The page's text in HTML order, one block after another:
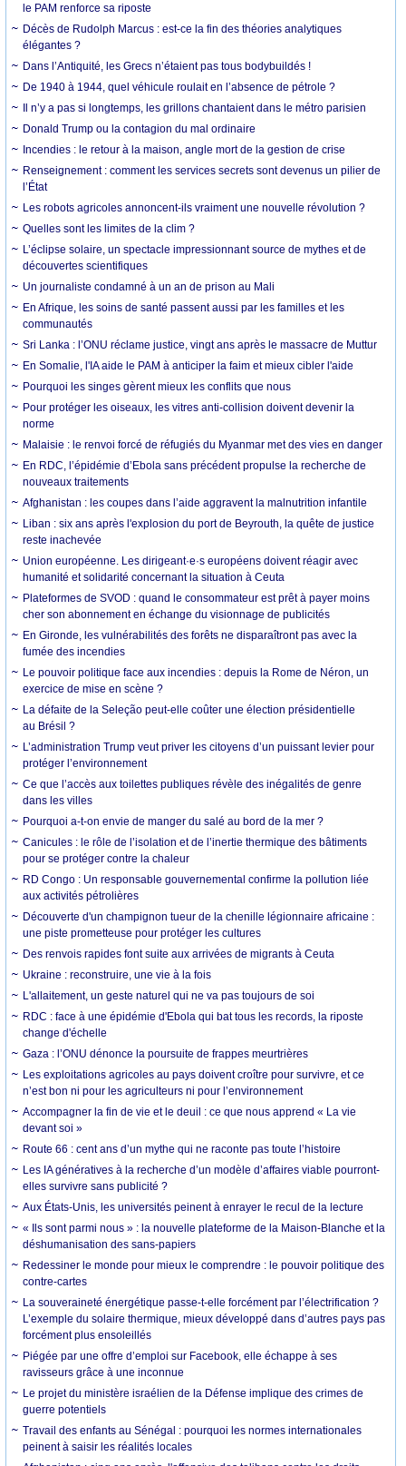
le PAM renforce sa riposte
Décès de Rudolph Marcus : est-ce la fin des théories analytiques
élégantes ?
Dans l’Antiquité, les Grecs n’étaient pas tous bodybuildés !
De 1940 à 1944, quel véhicule roulait en l’absence de pétrole ?
Il n’y a pas si longtemps, les grillons chantaient dans le métro parisien
Donald Trump ou la contagion du mal ordinaire
Incendies : le retour à la maison, angle mort de la gestion de crise
Renseignement : comment les services secrets sont devenus un pilier de
l’État
Les robots agricoles annoncent-ils vraiment une nouvelle révolution ?
Quelles sont les limites de la clim ?
L’éclipse solaire, un spectacle impressionnant source de mythes et de
découvertes scientifiques
Un journaliste condamné à un an de prison au Mali
En Afrique, les soins de santé passent aussi par les familles et les
communautés
Sri Lanka : l’ONU réclame justice, vingt ans après le massacre de Muttur
En Somalie, l'IA aide le PAM à anticiper la faim et mieux cibler l'aide
Pourquoi les singes gèrent mieux les conflits que nous
Pour protéger les oiseaux, les vitres anti-collision doivent devenir la
norme
Malaisie : le renvoi forcé de réfugiés du Myanmar met des vies en danger
En RDC, l’épidémie d’Ebola sans précédent propulse la recherche de
nouveaux traitements
Afghanistan : les coupes dans l’aide aggravent la malnutrition infantile
Liban : six ans après l'explosion du port de Beyrouth, la quête de justice
reste inachevée
Union européenne. Les dirigeant·e·s européens doivent réagir avec
humanité et solidarité concernant la situation à Ceuta
Plateformes de SVOD : quand le consommateur est prêt à payer moins
cher son abonnement en échange du visionnage de publicités
En Gironde, les vulnérabilités des forêts ne disparaîtront pas avec la
fumée des incendies
Le pouvoir politique face aux incendies : depuis la Rome de Néron, un
exercice de mise en scène ?
La défaite de la Seleção peut-elle coûter une élection présidentielle
au Brésil ?
L’administration Trump veut priver les citoyens d’un puissant levier pour
protéger l’environnement
Ce que l’accès aux toilettes publiques révèle des inégalités de genre
dans les villes
Pourquoi a-t-on envie de manger du salé au bord de la mer ?
Canicules : le rôle de l’isolation et de l’inertie thermique des bâtiments
pour se protéger contre la chaleur
RD Congo : Un responsable gouvernemental confirme la pollution liée
aux activités pétrolières
Découverte d'un champignon tueur de la chenille légionnaire africaine :
une piste prometteuse pour protéger les cultures
Des renvois rapides font suite aux arrivées de migrants à Ceuta
Ukraine : reconstruire, une vie à la fois
L'allaitement, un geste naturel qui ne va pas toujours de soi
RDC : face à une épidémie d'Ebola qui bat tous les records, la riposte
change d'échelle
Gaza : l’ONU dénonce la poursuite de frappes meurtrières
Les exploitations agricoles au pays doivent croître pour survivre, et ce
n’est bon ni pour les agriculteurs ni pour l’environnement
Accompagner la fin de vie et le deuil : ce que nous apprend « La vie
devant soi »
Route 66 : cent ans d’un mythe qui ne raconte pas toute l’histoire
Les IA génératives à la recherche d’un modèle d’affaires viable pourront-
elles survivre sans publicité ?
Aux États-Unis, les universités peinent à enrayer le recul de la lecture
« Ils sont parmi nous » : la nouvelle plateforme de la Maison-Blanche et la
déshumanisation des sans-papiers
Redessiner le monde pour mieux le comprendre : le pouvoir politique des
contre-cartes
La souveraineté énergétique passe-t-elle forcément par l’électrification ?
L’exemple du solaire thermique, mieux développé dans d’autres pays pas
forcément plus ensoleillés
Piégée par une offre d’emploi sur Facebook, elle échappe à ses
ravisseurs grâce à une inconnue
Le projet du ministère israélien de la Défense implique des crimes de
guerre potentiels
Travail des enfants au Sénégal : pourquoi les normes internationales
peinent à saisir les réalités locales